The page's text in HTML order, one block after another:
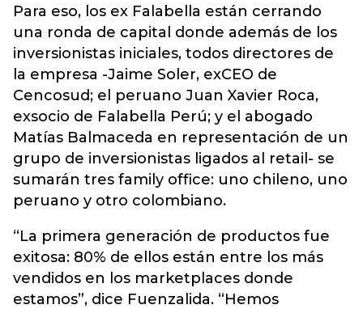
Para eso, los ex Falabella están cerrando
una ronda de capital donde además de los
inversionistas iniciales, todos directores de
la empresa -Jaime Soler, exCEO de
Cencosud; el peruano Juan Xavier Roca,
exsocio de Falabella Perú; y el abogado
Matías Balmaceda en representación de un
grupo de inversionistas ligados al retail- se
sumarán tres family office: uno chileno, uno
peruano y otro colombiano.
“La primera generación de productos fue
exitosa: 80% de ellos están entre los más
vendidos en los marketplaces donde
estamos”, dice Fuenzalida. “Hemos